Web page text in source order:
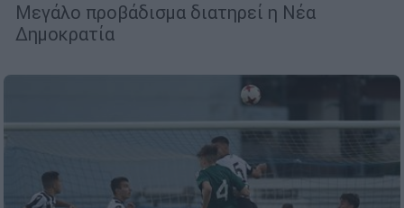
Μεγάλο προβάδισμα διατηρεί η Νέα
Δημοκρατία